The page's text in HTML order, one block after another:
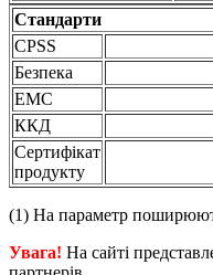
Стандарти
CPSS
Безпека
ЕMC
ККД
Сертифікат
продукту
(1) На параметр
Увага! На сайті